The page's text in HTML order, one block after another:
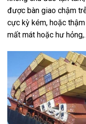
được bàn giao chậm
cực kỳ kém, hoặc
mất mát hoặc hư